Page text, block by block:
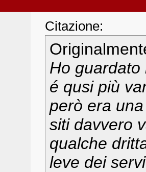
Citazione:
Ho guardato
é qusi più
però era
siti davvero
qualche
leve dei